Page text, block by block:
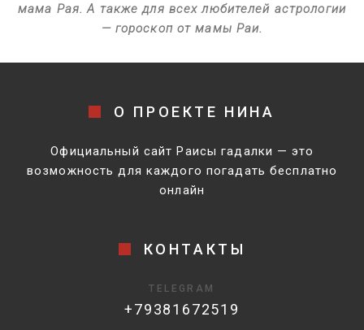
мама Рая. А также для всех любителей астрологии
— гороскоп от мамы Раи.
О ПРОЕКТЕ НИНА
Официальный сайт Раисы гадалки — это
возможность для каждого погадать бесплатно
онлайн
КОНТАКТЫ
TELEGRAM
+79381672519